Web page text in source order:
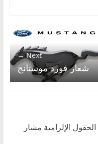
Next →
شعار فورد موستانج
الحقول الإلزامية مشار